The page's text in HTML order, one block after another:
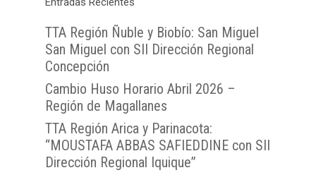
TTA Región Ñuble y Biobío: San Miguel
San Miguel con SII Dirección Regional
Concepción
Cambio Huso Horario Abril 2026 –
Región de Magallanes
TTA Región Arica y Parinacota:
“MOUSTAFA ABBAS SAFIEDDINE con SII
Dirección Regional Iquique”